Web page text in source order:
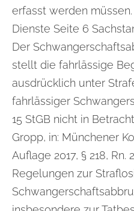
erfasst werden
Dienste Seite 6
Der
stellt die fahrlässige
ausdrücklich unter
fahrlässiger
15 StGB nicht in
Gropp, in: Münchener
Auflage 2017, § 218, Rn.
Regelungen zur